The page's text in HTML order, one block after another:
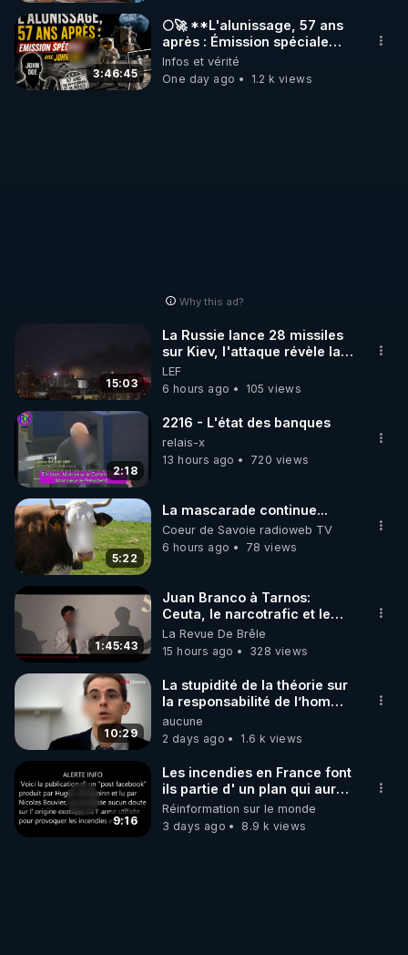
_________
LES CODES PROMO DES PARTENAIRES
▶ 10 % de réduction sur les extracteurs de la
Rendez-vous sur http://rgnr.li/lechoubrave
code : REGENERE10
▶ 30 jours gratuit sur l’application de méditation et
de bien-être ENVOL :
Rendez-vous sur https://www.envol.app/code
le code : REGENERE
3:46:45
🌕🚀 **L'alunissage, 57 ans
après : Émission spéciale
avec John Doe !** 👨 🚀✨
Infos et vérité
One day ago
1.2 k views
Why this ad?
15:03
La Russie lance 28 missiles
sur Kiev, l'attaque révèle la
faiblesse de Kiev
LEF
6 hours ago
105 views
2:18
2216 - L'état des banques
relais-x
13 hours ago
720 views
5:22
La mascarade continue...
Coeur de Savoie radioweb TV
6 hours ago
78 views
1:45:43
Juan Branco à Tarnos:
Ceuta, le narcotrafic et le
pouvoir en France
La Revue De Brêle
15 hours ago
328 views
10:29
La stupidité de la théorie sur
la responsabilité de l’homme
concernant le dioxyde de
carbone.
aucune
2 days ago
1.6 k views
9:16
Les incendies en France font
ils partie d' un plan qui aurait
débuté le 11 septembre 2001
?
Réinformation sur le monde
3 days ago
8.9 k views